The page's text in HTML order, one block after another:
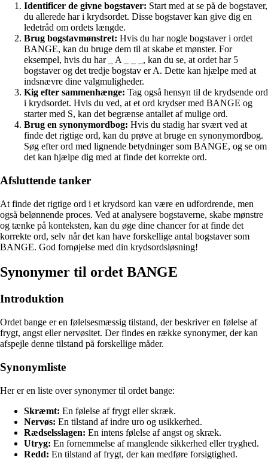
Identificer de givne bogstaver: Start med at se på de bogstaver,
du allerede har i krydsordet. Disse bogstaver kan give dig en
ledetråd om ordets længde.
Brug bogstavmønstret: Hvis du har nogle bogstaver i ordet
BANGE, kan du bruge dem til at skabe et mønster. For
eksempel, hvis du har _ A _ _ _, kan du se, at ordet har 5
bogstaver og det tredje bogstav er A. Dette kan hjælpe med at
indsnævre dine valgmuligheder.
Kig efter sammenhænge: Tag også hensyn til de krydsende ord
i krydsordet. Hvis du ved, at et ord krydser med BANGE og
starter med S, kan det begrænse antallet af mulige ord.
Brug en synonymordbog: Hvis du stadig har svært ved at
finde det rigtige ord, kan du prøve at bruge en synonymordbog.
Søg efter ord med lignende betydninger som BANGE, og se om
det kan hjælpe dig med at finde det korrekte ord.
Afsluttende tanker
At finde det rigtige ord i et krydsord kan være en udfordrende, men
også belønnende proces. Ved at analysere bogstaverne, skabe mønstre
og tænke på konteksten, kan du øge dine chancer for at finde det
korrekte ord, selv når det kan have forskellige antal bogstaver som
BANGE. God fornøjelse med din krydsordsløsning!
Synonymer til ordet BANGE
Introduktion
Ordet bange er en følelsesmæssig tilstand, der beskriver en følelse af
frygt, angst eller nervøsitet. Der findes en række synonymer, der kan
afspejle denne tilstand på forskellige måder.
Synonymliste
Her er en liste over synonymer til ordet bange:
Skræmt: En følelse af frygt eller skræk.
Nervøs: En tilstand af indre uro og usikkerhed.
Rædselsslagen: En intens følelse af angst og skræk.
Utryg: En fornemmelse af manglende sikkerhed eller tryghed.
Redd: En tilstand af frygt, der kan medføre forsigtighed.